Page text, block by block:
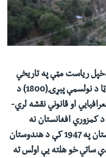
ریاست مټې په تاريخي
توگه ازاد قبايلي سيمو ته غزوي- قبایلي سيمې یا فاټا د نولسمې پېړۍ(1800) د
او قانوني نقشه لري-
افغانستان نه
ونیولې— په وس وخت کې ټوله قبايلي سيمه پاکستان په 1947 کې د هندوستان
ساتي خو هلته یې اولس ته